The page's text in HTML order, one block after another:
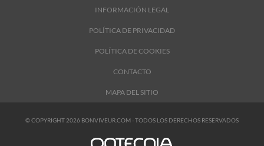
INFORMACIÓN LEGAL
POLÍTICA DE PRIVACIDAD
POLÍTICA DE COOKIES
CONTACTO
MAPA DEL SITIO
© COPYRIGHT 2026 BONVIVEUR.COM - TODOS LOS DERECHOS RESERVADOS